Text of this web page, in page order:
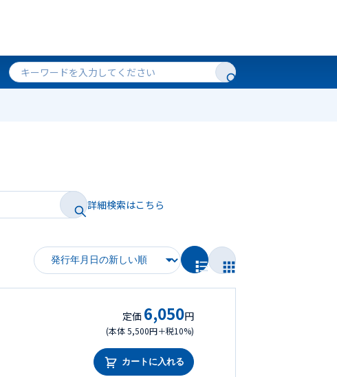
詳細検索はこちら
定価 6,050円
(本体 5,500円＋税10%)
カートに入れる